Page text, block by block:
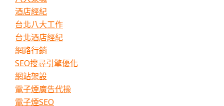
酒店經紀
台北八大工作
台北酒店經紀
網路行銷
SEO搜尋引擎優化
網站架設
電子煙廣告代操
電子煙SEO